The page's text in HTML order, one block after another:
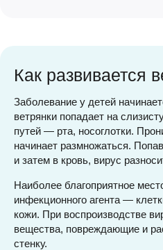
Как развивается
Заболевание у детей
ветрянки попадает на
путей — рта, носоглотки.
начинает размножаться.
и затем в кровь, вирус
Наиболее благоприятное
инфекционного агента —
кожи. При воспроизводстве
вещества, повреждающие и
стенку.